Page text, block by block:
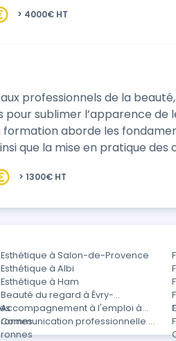
> 4000€ HT
professionnels de la
sublimer l’apparence de
que la mise en pratique des
> 1300€ HT
à Salon-de-Provence
à Albi
à Ham
du regard à Évry-
à l'emploi à
professionnelle à